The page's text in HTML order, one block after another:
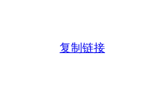
复制链接